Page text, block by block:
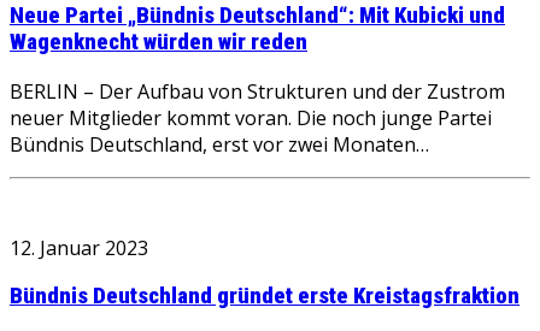
Neue Partei „Bündnis Deutschland“: Mit Kubicki und
Wagenknecht würden wir reden
BERLIN – Der Aufbau von Strukturen und der Zustrom
neuer Mitglieder kommt voran. Die noch junge Partei
Bündnis Deutschland, erst vor zwei Monaten…
12. Januar 2023
Bündnis Deutschland gründet erste Kreistagsfraktion